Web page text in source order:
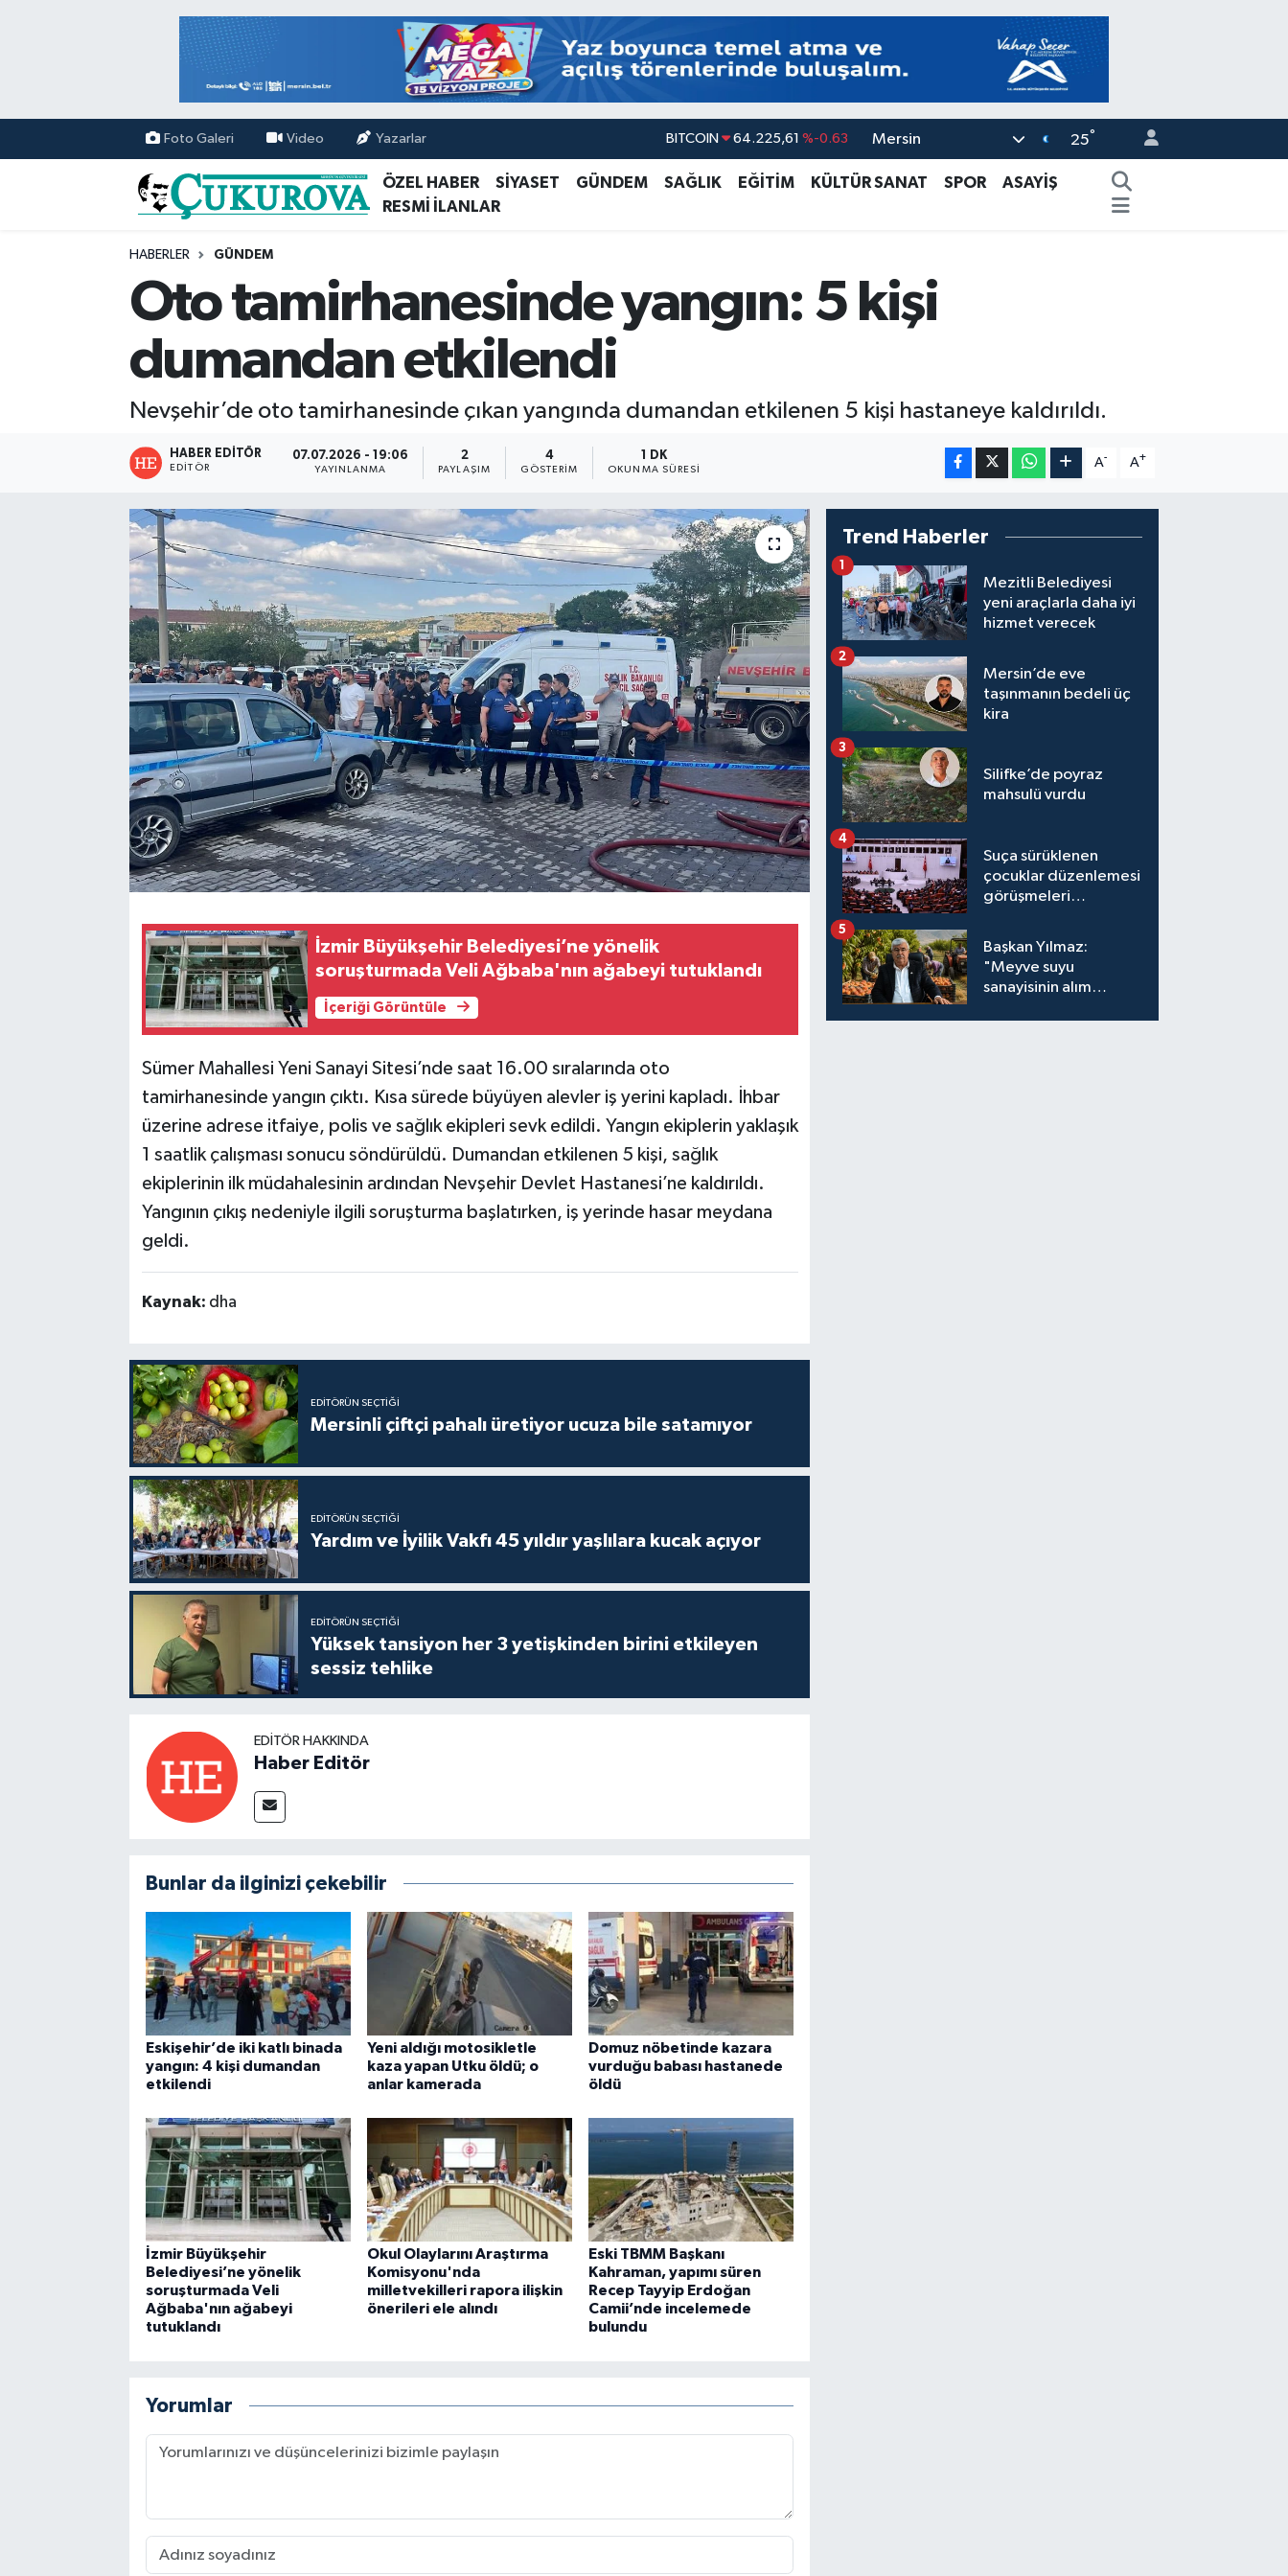
Foto Galeri Video Yazarlar BITCOIN 64.225,61 %-0.63
BİST100 13.799 %70
Mersin 25°
ÖZEL HABER SİYASET GÜNDEM SAĞLIK EĞİTİM KÜLTÜR SANAT SPOR
ASAYİŞ
RESMİ İLANLAR
HABERLER GÜNDEM
Oto tamirhanesinde yangın: 5 kişi
dumandan etkilendi
Nevşehir’de oto tamirhanesinde çıkan yangında dumandan etkilenen 5 kişi hastaneye kaldırıldı.
HABER EDITÖR
EDITÖR
07.07.2026 - 19:06
YAYINLANMA
2
PAYLAŞIM
4
GÖSTERIM
1 DK
OKUNMA SÜRESI
A- A+
İzmir Büyükşehir Belediyesi’ne yönelik
soruşturmada Veli Ağbaba'nın ağabeyi tutuklandı
İçeriği Görüntüle
Sümer Mahallesi Yeni Sanayi Sitesi’nde saat 16.00 sıralarında oto
tamirhanesinde yangın çıktı. Kısa sürede büyüyen alevler iş yerini kapladı. İhbar
üzerine adrese itfaiye, polis ve sağlık ekipleri sevk edildi. Yangın ekiplerin yaklaşık
1 saatlik çalışması sonucu söndürüldü. Dumandan etkilenen 5 kişi, sağlık
ekiplerinin ilk müdahalesinin ardından Nevşehir Devlet Hastanesi’ne kaldırıldı.
Yangının çıkış nedeniyle ilgili soruşturma başlatırken, iş yerinde hasar meydana
geldi.
Kaynak: dha
EDITÖRÜN SEÇTIĞI
Mersinli çiftçi pahalı üretiyor ucuza bile satamıyor
EDITÖRÜN SEÇTIĞI
Yardım ve İyilik Vakfı 45 yıldır yaşlılara kucak açıyor
EDITÖRÜN SEÇTIĞI
Yüksek tansiyon her 3 yetişkinden birini etkileyen
sessiz tehlike
EDITÖR HAKKINDA
Haber Editör
Bunlar da ilginizi çekebilir
Eskişehir’de iki katlı binada
yangın: 4 kişi dumandan
etkilendi
Yeni aldığı motosikletle
kaza yapan Utku öldü; o
anlar kamerada
Domuz nöbetinde kazara
vurduğu babası hastanede
öldü
İzmir Büyükşehir
Belediyesi’ne yönelik
soruşturmada Veli
Ağbaba'nın ağabeyi
tutuklandı
Okul Olaylarını Araştırma
Komisyonu'nda
milletvekilleri rapora ilişkin
önerileri ele alındı
Eski TBMM Başkanı
Kahraman, yapımı süren
Recep Tayyip Erdoğan
Camii’nde incelemede
bulundu
Yorumlar
Trend Haberler
Mezitli Belediyesi
yeni araçlarla daha iyi
hizmet verecek
1
Mersin’de eve
taşınmanın bedeli üç
kira
2
Silifke’de poyraz
mahsulü vurdu
3
Suça sürüklenen
çocuklar düzenlemesi
görüşmeleri
4
Başkan Yılmaz:
"Meyve suyu
sanayisinin alım
5
Mersin Nöbetçi Eczaneler
Mersin Hava Durumu
Mersin Namaz Vakitleri
Mersin Trafik Yoğunluk Haritası
Tüm Manşetler
Son Dakika Haberleri
Haber Arşivi